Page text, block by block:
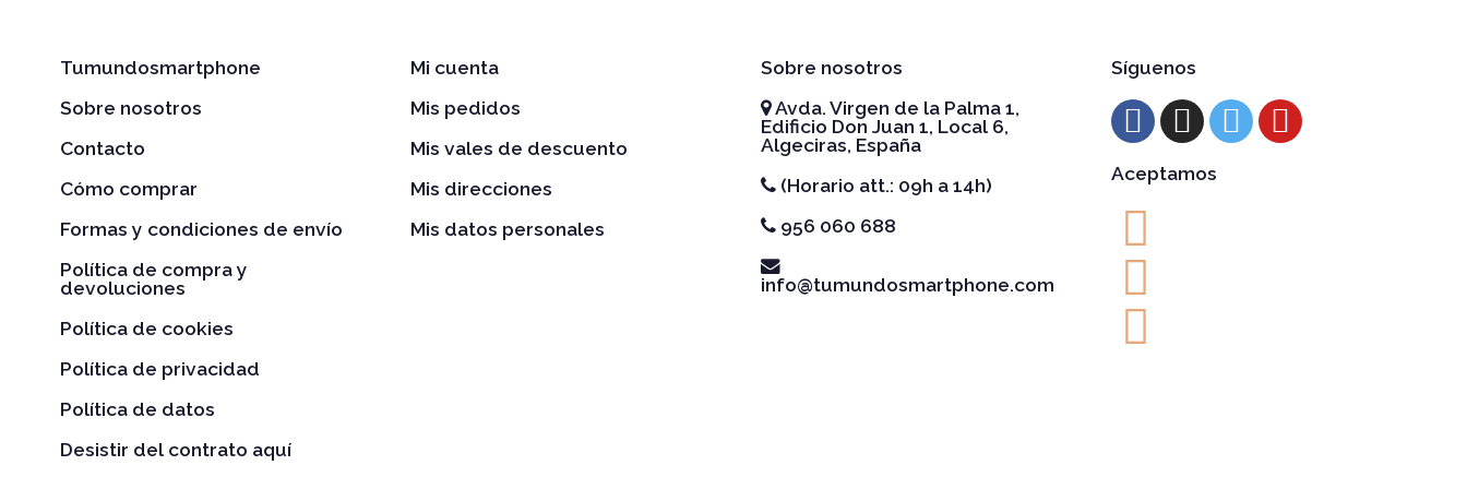
Tumundosmartphone
Sobre nosotros
Contacto
Cómo comprar
Formas y condiciones de envío
Política de compra y
devoluciones
Política de cookies
Política de privacidad
Política de datos
Desistir del contrato aquí
Mi cuenta
Mis pedidos
Mis vales de descuento
Mis direcciones
Mis datos personales
Sobre nosotros
Avda. Virgen de la Palma 1,
Edificio Don Juan 1, Local 6,
Algeciras, España
(Horario att.: 09h a 14h)
956 060 688
info@tumundosmartphone.com
Síguenos
Aceptamos